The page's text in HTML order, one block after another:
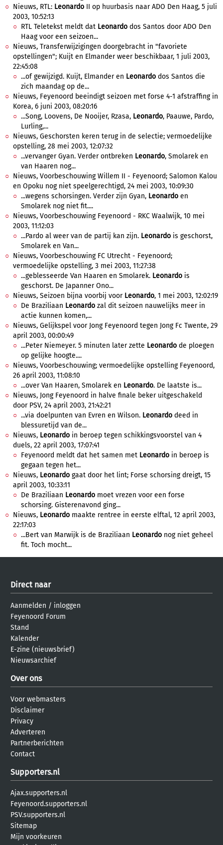
Nieuws, RTL: Leonardo II op huurbasis naar ADO Den Haag, 5 juli
2003, 10:52:13
RTL Teletekst meldt dat Leonardo dos Santos door ADO Den
Haag voor een seizoen...
Nieuws, Transferwijzigingen doorgebracht in "favoriete
opstellingen"; Kuijt en Elmander weer beschikbaar, 1 juli 2003,
22:45:08
...of gewijzigd. Kuijt, Elmander en Leonardo dos Santos die
zich maandag op de...
Nieuws, Feyenoord beeindigt seizoen met forse 4-1 afstraffing in
Korea, 6 juni 2003, 08:20:16
...Song, Loovens, De Nooijer, Rzasa, Leonardo, Paauwe, Pardo,
Lurling,...
Nieuws, Geschorsten keren terug in de selectie; vermoedelijke
opstelling, 28 mei 2003, 12:07:32
...vervanger Gyan. Verder ontbreken Leonardo, Smolarek en
van Haaren nog...
Nieuws, Voorbeschouwing Willem II - Feyenoord; Salomon Kalou
en Opoku nog niet speelgerechtigd, 24 mei 2003, 10:09:30
...wegens schorsingen. Verder zijn Gyan, Leonardo en
Smolarek nog niet fit....
Nieuws, Voorbeschouwing Feyenoord - RKC Waalwijk, 10 mei
2003, 11:12:03
...Pardo al weer van de partij kan zijn. Leonardo is geschorst,
Smolarek en Van...
Nieuws, Voorbeschouwing FC Utrecht - Feyenoord;
vermoedelijke opstelling, 3 mei 2003, 11:27:38
...geblesseerde Van Haaren en Smolarek. Leonardo is
geschorst. De Japanner Ono...
Nieuws, Seizoen bijna voorbij voor Leonardo, 1 mei 2003, 12:02:19
De Braziliaan Leonardo zal dit seizoen nauwelijks meer in
actie kunnen komen,...
Nieuws, Gelijkspel voor Jong Feyenoord tegen Jong Fc Twente, 29
april 2003, 00:00:49
...Peter Niemeyer. 5 minuten later zette Leonardo de ploegen
op gelijke hoogte....
Nieuws, Voorbeschouwing; vermoedelijke opstelling Feyenoord,
26 april 2003, 11:08:10
...over Van Haaren, Smolarek en Leonardo. De laatste is...
Nieuws, Jong Feyenoord in halve finale beker uitgeschakeld
door PSV, 24 april 2003, 21:42:21
...via doelpunten van Evren en Wilson. Leonardo deed in
blessuretijd van de...
Nieuws, Leonardo in beroep tegen schikkingsvoorstel van 4
duels, 22 april 2003, 17:07:41
Feyenoord meldt dat het samen met Leonardo in beroep is
gegaan tegen het...
Nieuws, Leonardo gaat door het lint; Forse schorsing dreigt, 15
april 2003, 10:33:11
De Braziliaan Leonardo moet vrezen voor een forse
schorsing. Gisterenavond ging...
Nieuws, Leonardo maakte rentree in eerste elftal, 12 april 2003,
22:17:03
...Bert van Marwijk is de Braziliaan Leonardo nog niet geheel
fit. Toch mocht...
Direct naar
Aanmelden / inloggen
Feyenoord Forum
Stand
Kalender
E-zine (nieuwsbrief)
Nieuwsarchief
Over ons
Voor webmasters
Disclaimer
Privacy
Adverteren
Partnerberichten
Contact
Supporters.nl
Ajax.supporters.nl
Feyenoord.supporters.nl
PSV.supporters.nl
Sitemap
Mijn voorkeuren